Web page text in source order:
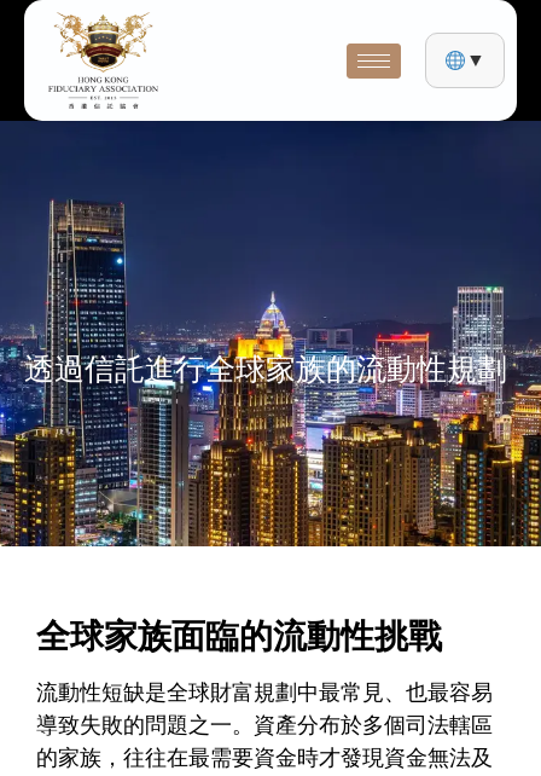
▼
透過信託進行全球家族的流動性規劃
全球家族面臨的流動性挑戰
流動性短缺是全球財富規劃中最常見、也最容易
導致失敗的問題之一。資產分布於多個司法轄區
的家族，往往在最需要資金時才發現資金無法及